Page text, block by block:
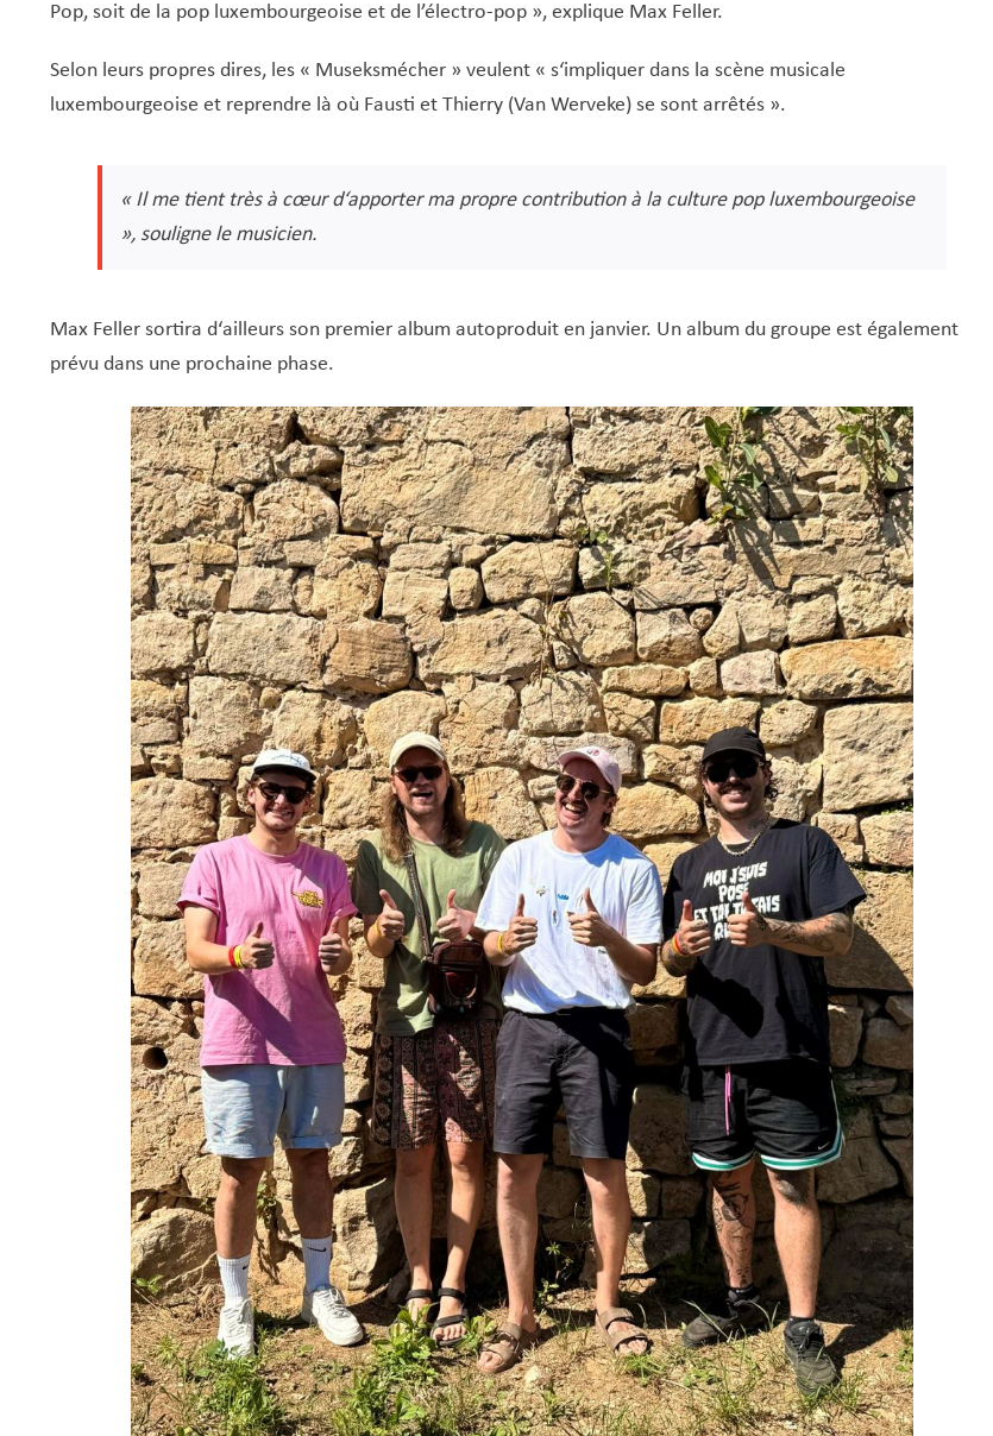
Pop, soit de la pop luxembourgeoise et de l’électro-pop », explique Max Feller.
Selon leurs propres dires, les « Museksmécher » veulent « s‘impliquer dans la scène musicale
luxembourgeoise et reprendre là où Fausti et Thierry (Van Werveke) se sont arrêtés ».
« Il me tient très à cœur d‘apporter ma propre contribution à la culture pop luxembourgeoise
», souligne le musicien.
Max Feller sortira d‘ailleurs son premier album autoproduit en janvier. Un album du groupe est également
prévu dans une prochaine phase.